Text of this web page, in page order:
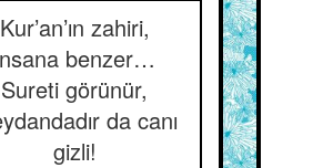
Kur’an’ın zahiri,
benzer…
Sureti görünür,
da canı
gizli!